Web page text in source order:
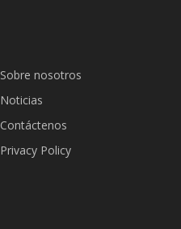
Sobre nosotros
Noticias
Contáctenos
Privacy Policy